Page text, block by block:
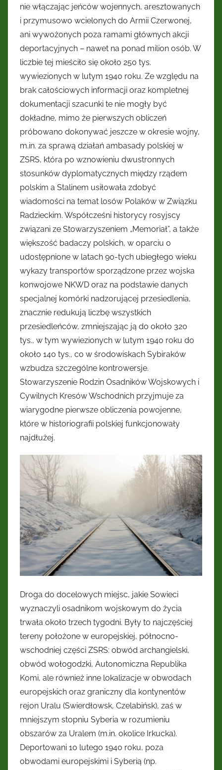
nie włączając jeńców wojennych, aresztowanych
i przymusowo wcielonych do Armii Czerwonej,
ani wywożonych poza ramami głównych akcji
deportacyjnych – nawet na ponad milion osób. W
liczbie tej mieściło się około 250 tys.
wywiezionych w lutym 1940 roku. Ze względu na
brak całościowych informacji oraz kompletnej
dokumentacji szacunki te nie mogły być
dokładne, mimo że pierwszych obliczeń
próbowano dokonywać jeszcze w okresie wojny,
m.in. za sprawą działań ambasady polskiej w
ZSRS, która po wznowieniu dwustronnych
stosunków dyplomatycznych między rządem
polskim a Stalinem usiłowała zdobyć
wiadomości na temat losów Polaków w Związku
Radzieckim. Współcześni historycy rosyjscy
związani ze Stowarzyszeniem „Memoriał”, a także
większość badaczy polskich, w oparciu o
udostępnione w latach 90-tych ubiegłego wieku
wykazy transportów sporządzone przez wojska
konwojowe NKWD oraz na podstawie danych
specjalnej komórki nadzorującej przesiedlenia,
znacznie redukują liczbę wszystkich
przesiedleńców, zmniejszając ją do około 320
tys., w tym wywiezionych w lutym 1940 roku do
około 140 tys., co w środowiskach Sybiraków
wzbudza szczególne kontrowersje.
Stowarzyszenie Rodzin Osadników Wojskowych i
Cywilnych Kresów Wschodnich przyjmuje za
wiarygodne pierwsze obliczenia powojenne,
które w historiografii polskiej funkcjonowały
najdłużej.
Droga do docelowych miejsc, jakie Sowieci
wyznaczyli osadnikom wojskowym do życia
trwała około trzech tygodni. Były to najczęściej
tereny położone w europejskiej, północno-
wschodniej części ZSRS: obwód archangielski,
obwód wołogodzki, Autonomiczna Republika
Komi, ale również inne lokalizacje w obwodach
europejskich oraz graniczny dla kontynentów
rejon Uralu (Swierdłowsk, Czelabińsk), zaś w
mniejszym stopniu Syberia w rozumieniu
obszarów za Uralem (m.in. okolice Irkucka).
Deportowani 10 lutego 1940 roku, poza
obwodami europejskimi i Syberią (np.